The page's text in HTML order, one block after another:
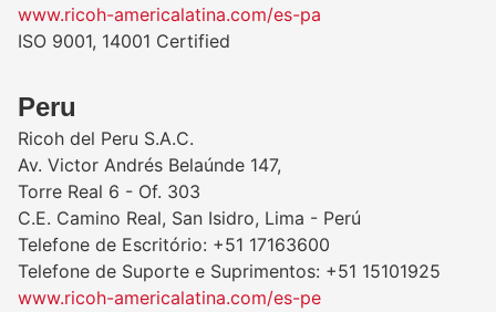
www.ricoh-americalatina.com/es-pa
ISO 9001, 14001 Certified
Peru
Ricoh del Peru S.A.C.
Av. Victor Andrés Belaúnde 147,
Torre Real 6 - Of. 303
C.E. Camino Real, San Isidro, Lima - Perú
Telefone de Escritório: +51 17163600
Telefone de Suporte e Suprimentos: +51 15101925
www.ricoh-americalatina.com/es-pe